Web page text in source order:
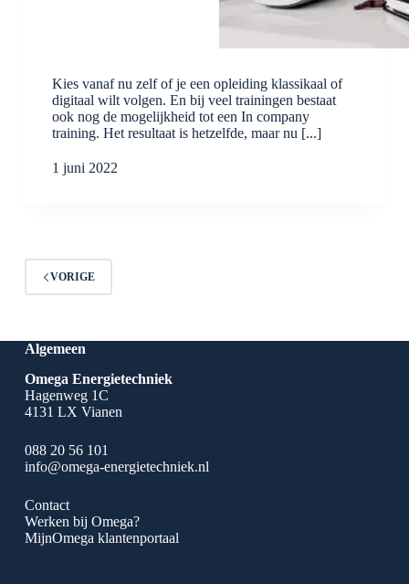
Kies vanaf nu zelf of je een opleiding klassikaal of
digitaal wilt volgen. En bij veel trainingen bestaat
ook nog de mogelijkheid tot een In company
training. Het resultaat is hetzelfde, maar nu [...]
1 juni 2022
VORIGE
Algemeen
Omega Energietechniek
Hagenweg 1C
4131 LX Vianen
088 20 56 101
info@omega-energietechniek.nl
Contact
Werken bij Omega?
MijnOmega klantenportaal